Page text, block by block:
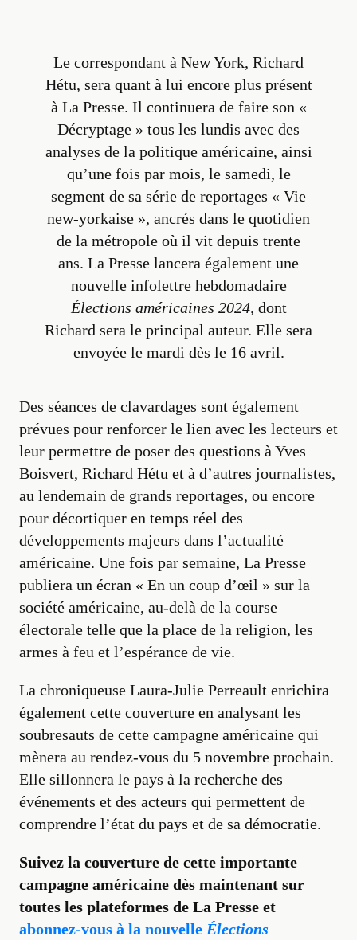
Le correspondant à New York, Richard
Hétu, sera quant à lui encore plus présent
à La Presse. Il continuera de faire son «
Décryptage » tous les lundis avec des
analyses de la politique américaine, ainsi
qu’une fois par mois, le samedi, le
segment de sa série de reportages « Vie
new-yorkaise », ancrés dans le quotidien
de la métropole où il vit depuis trente
ans. La Presse lancera également une
nouvelle infolettre hebdomadaire
Élections américaines 2024, dont
Richard sera le principal auteur. Elle sera
envoyée le mardi dès le 16 avril.
Des séances de clavardages sont également
prévues pour renforcer le lien avec les lecteurs et
leur permettre de poser des questions à Yves
Boisvert, Richard Hétu et à d’autres journalistes,
au lendemain de grands reportages, ou encore
pour décortiquer en temps réel des
développements majeurs dans l’actualité
américaine. Une fois par semaine, La Presse
publiera un écran « En un coup d’œil » sur la
société américaine, au-delà de la course
électorale telle que la place de la religion, les
armes à feu et l’espérance de vie.
La chroniqueuse Laura-Julie Perreault enrichira
également cette couverture en analysant les
soubresauts de cette campagne américaine qui
mènera au rendez-vous du 5 novembre prochain.
Elle sillonnera le pays à la recherche des
événements et des acteurs qui permettent de
comprendre l’état du pays et de sa démocratie.
Suivez la couverture de cette importante
campagne américaine dès maintenant sur
toutes les plateformes de La Presse et
abonnez-vous à la nouvelle Élections